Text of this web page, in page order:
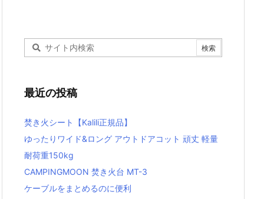
最近の投稿
焚き火シート【Kalili正規品】
ゆったりワイド&ロング アウトドアコット 頑丈 軽量
耐荷重150kg
CAMPINGMOON 焚き火台 MT-3
ケーブルをまとめるのに便利